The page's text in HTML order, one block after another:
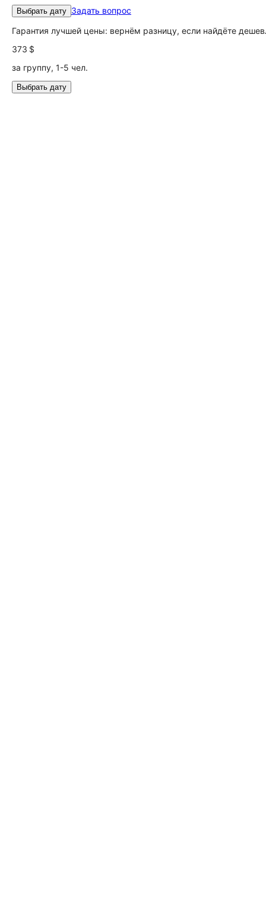
Выбрать дату Задать вопрос
Гарантия лучшей цены: вернём разницу, если найдёте
373 $
за группу, 1-5 чел.
Выбрать дату